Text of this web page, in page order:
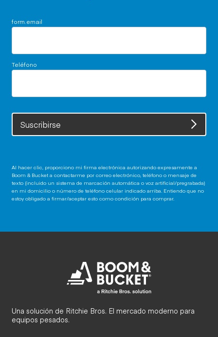
form.email
Teléfono
Suscribirse
Al hacer clic, proporciono mi firma electrónica autorizando expresamente a
Boom & Bucket a contactarme por correo electrónico, teléfono o mensaje de
texto (incluido un sistema de marcación automática o voz artificial/pregrabada)
en mi domicilio o número de teléfono celular indicado arriba. Entiendo que no
estoy obligado a firmar/aceptar esto como condición para comprar.
Una solución de Ritchie Bros. El mercado moderno para
equipos pesados.